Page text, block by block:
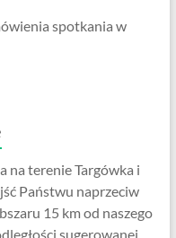
spotkania w
na terenie Targówka i
Państwu naprzeciw
15 km od naszego
sugerowanej